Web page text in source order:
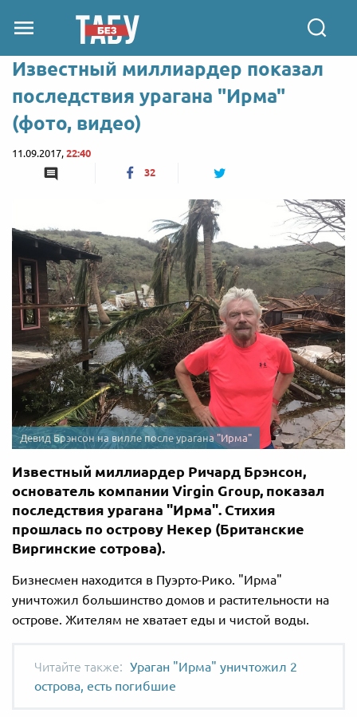
Известный миллиардер показал
последствия урагана "Ирма"
(фото, видео)
11.09.2017, 22:40
32
Девид Брэнсон на вилле после урагана "Ирма"
Известный миллиардер Ричард Брэнсон,
основатель компании Virgin Group, показал
последствия урагана "Ирма". Стихия
прошлась по острову Некер (Британские
Виргинские сотрова).
Бизнесмен находится в Пуэрто-Рико. "Ирма"
уничтожил большинство домов и растительности на
острове. Жителям не хватает еды и чистой воды.
Ураган "Ирма" уничтожил 2
острова, есть погибшие